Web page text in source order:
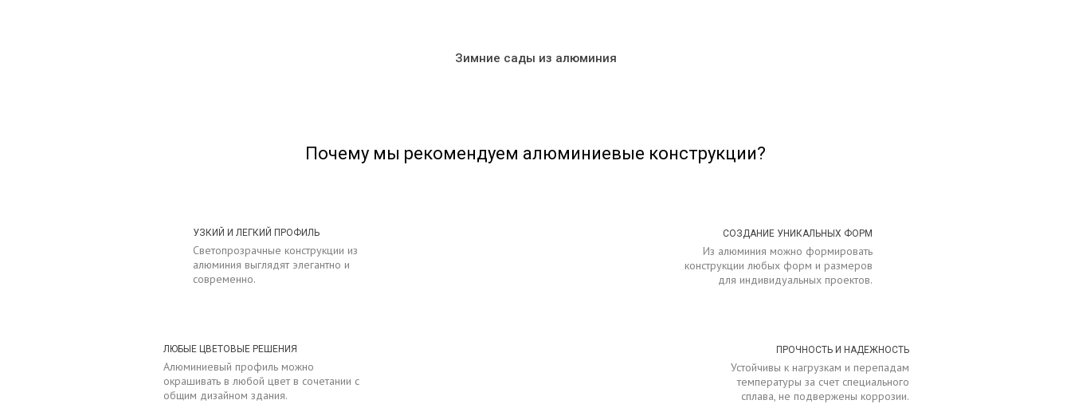
Зимние сады из алюминия
Почему мы рекомендуем алюминиевые конструкции?
СОЗДАНИЕ УНИКАЛЬНЫХ ФОРМ
Из алюминия можно формировать
конструкции любых форм и размеров
для индивидуальных проектов.
ПРОЧНОСТЬ И НАДЕЖНОСТЬ
Устойчивы к нагрузкам и перепадам
температуры за счет специального
сплава, не подвержены коррозии.
ЛЮБЫЕ ЦВЕТОВЫЕ РЕШЕНИЯ
Алюминиевый профиль можно
окрашивать в любой цвет в сочетании с
общим дизайном здания.
УЗКИЙ И ЛЕГКИЙ ПРОФИЛЬ
Светопрозрачные конструкции из
алюминия выглядят элегантно и
современно.